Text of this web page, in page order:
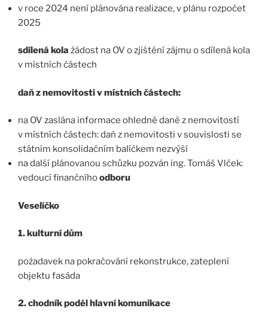
v roce 2024 není plánována realizace, v plánu rozpočet
2025
sdílená kola žádost na OV o zjištění zájmu o sdílená kola
v místních částech
daň z nemovitosti v místních částech:
na OV zaslána informace ohledně daně z nemovitostí
v místních částech: daň z nemovitosti v souvislosti se
státním konsolidačním balíčkem nezvýší
na další plánovanou schůzku pozván ing. Tomáš Vlček:
vedoucí finančníhoodboru
Veselíčko
1. kulturní dům
požadavek na pokračování rekonstrukce, zateplení
objektu fasáda
2. chodník podél hlavní komunikace